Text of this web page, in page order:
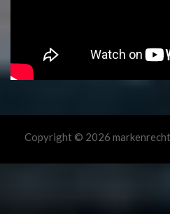
Copyright © 2026